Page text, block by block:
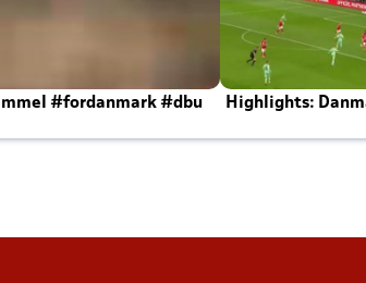
#fordanmark #dbu
Highlights: